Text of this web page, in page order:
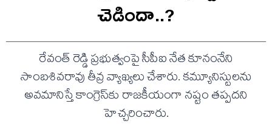
చెడిందా..?
రేవంత్ రెడ్డి ప్రభుత్వంపై సీపీఐ నేత కూనంనేని
సాంబశివరావు తీవ్ర వ్యాఖ్యలు చేశారు. కమ్యూనిస్టులను
అవమానిస్తే కాంగ్రెస్‌కు రాజకీయంగా నష్టం తప్పదని
హెచ్చరించారు.